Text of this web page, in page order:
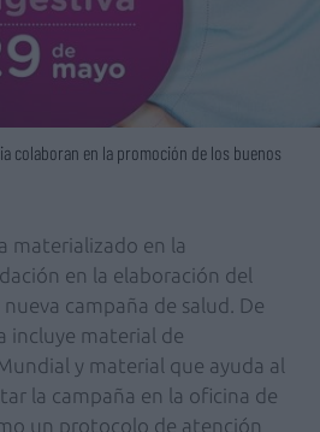
colaboran en la promoción de los buenos
materializado en la
en la elaboración del
campaña de salud. De
incluye material de
y material que ayuda al
la campaña en la oficina de
un protocolo de atención